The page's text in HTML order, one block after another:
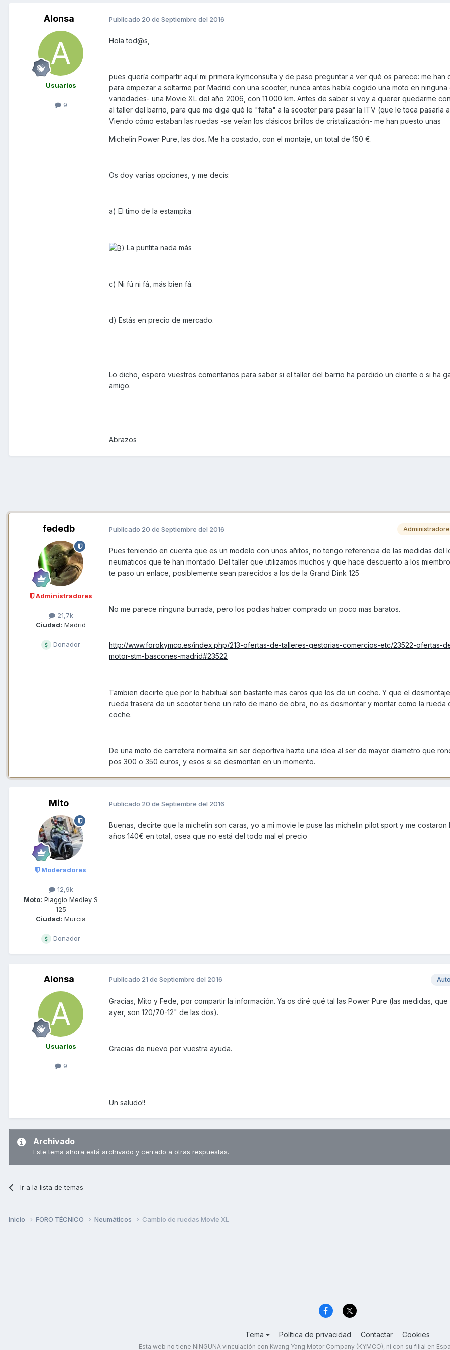
Alonsa
Usuarios
9
Publicado 20 de Septiembre del 2016
Hola tod@s,
pues quería compartir aquí mi primera kymconsulta y de paso preguntar a ver qué os parece: me han
para empezar a soltarme por Madrid con una scooter, nunca antes había cogido una moto en ninguna
variedades- una Movie XL del año 2006, con 11.000 km. Antes de saber si voy a querer quedarme
al taller del barrio, para que me diga qué le "falta" a la scooter para pasar la ITV (que le toca pasarla
Viendo cómo estaban las ruedas -se veían los clásicos brillos de cristalización- me han puesto unas
Michelin Power Pure, las dos. Me ha costado, con el montaje, un total de 150 €.
Os doy varias opciones, y me decís:
a) El timo de la estampita
La puntita nada más
c) Ni fú ni fá, más bien fá.
d) Estás en precio de mercado.
Lo dicho, espero vuestros comentarios para saber si el taller del barrio ha perdido un cliente o si ha
amigo.
Abrazos
fededb
Administradores
21,7k
Ciudad: Madrid
Donador
Publicado 20 de Septiembre del 2016
Pues teniendo en cuenta que es un modelo con unos añitos, no tengo referencia de las medidas del
neumaticos que te han montado. Del taller que utilizamos muchos y que hace descuento a los
te paso un enlace, posiblemente sean parecidos a los de la Grand Dink 125
No me parece ninguna burrada, pero los podias haber comprado un poco mas baratos.
http://www.forokymco.es/index.php/213-ofertas-de-talleres-gestorias-comercios-etc/23522-ofertas-
motor-stm-bascones-madrid#23522
Tambien decirte que por lo habitual son bastante mas caros que los de un coche. Y que el
rueda trasera de un scooter tiene un rato de mano de obra, no es desmontar y montar como la rueda
coche.
De una moto de carretera normalita sin ser deportiva hazte una idea al ser de mayor diametro que
pos 300 o 350 euros, y esos si se desmontan en un momento.
Mito
Moderadores
12,9k
Moto: Piaggio Medley S
125
Ciudad: Murcia
Donador
Publicado 20 de Septiembre del 2016
Buenas, decirte que la michelin son caras, yo a mi movie le puse las michelin pilot sport y me costaron
años 140€ en total, osea que no está del todo mal el precio
Alonsa
Usuarios
9
Publicado 21 de Septiembre del 2016
Gracias, Mito y Fede, por compartir la información. Ya os diré qué tal las Power Pure (las medidas,
ayer, son 120/70-12" de las dos).
Gracias de nuevo por vuestra ayuda.
Un saludo!!
Archivado
Este tema ahora está archivado y cerrado a otras respuestas.
Ir a la lista de temas
Inicio FORO TÉCNICO Neumáticos Cambio de ruedas Movie XL
Tema Política de privacidad Contactar Cookies
Esta web no tiene NINGUNA vinculación con Kwang Yang Motor Company (KYMCO), ni con su filial en